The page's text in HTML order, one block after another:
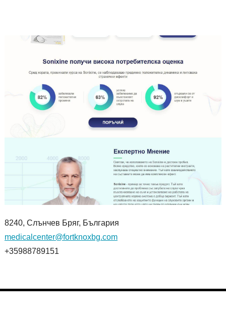
8240, Слънчев Бряг, България
medicalcenter@fortknoxbg.com
+35988789151